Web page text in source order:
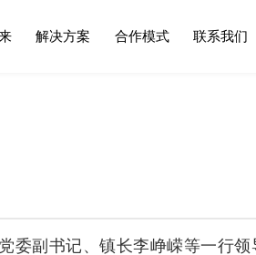
解决方案 合作模式 联系我们
委副书记、镇长李峥嵘等一行